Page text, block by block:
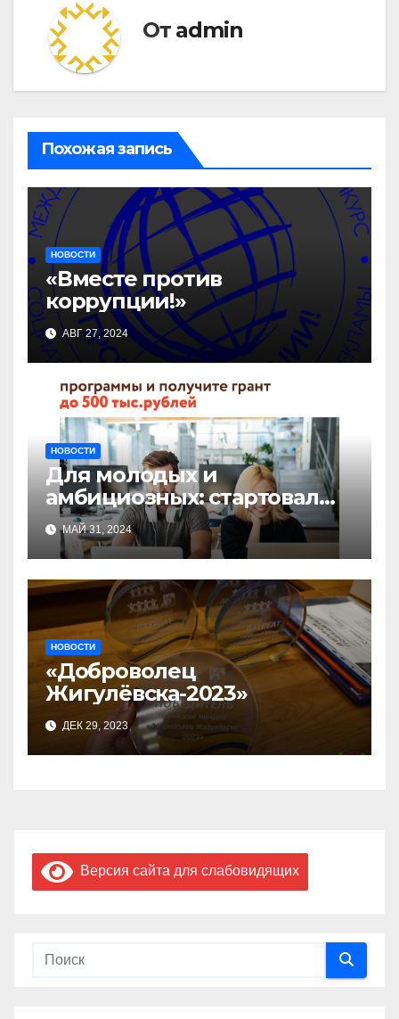
От admin
Похожая запись
НОВОСТИ
«Вместе против
коррупции!»
АВГ 27, 2024
НОВОСТИ
Для молодых и
амбициозных: стартовал
прием заявок на участие в
бизнес-акселераторе «Ты
предприниматель»
МАЙ 31, 2024
НОВОСТИ
«Доброволец
Жигулёвска-2023»
ДЕК 29, 2023
Версия сайта для слабовидящих